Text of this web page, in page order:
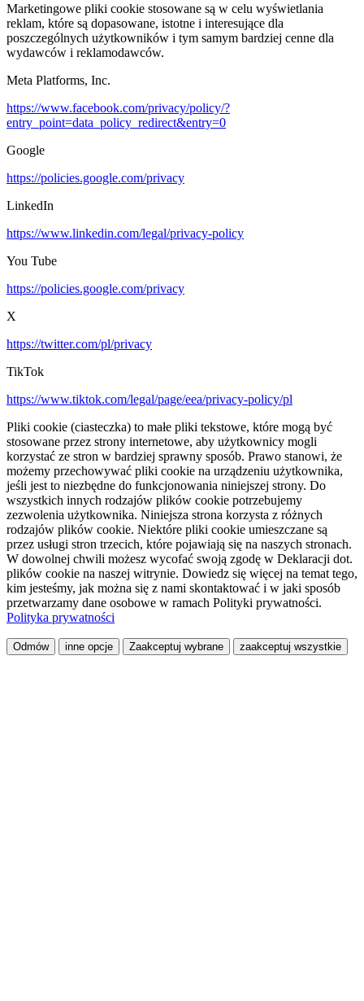
Marketingowe pliki cookie stosowane są w celu wyświetlania
reklam, które są dopasowane, istotne i interesujące dla
poszczególnych użytkowników i tym samym bardziej cenne dla
wydawców i reklamodawców.
Meta Platforms, Inc.
https://www.facebook.com/privacy/policy/?
entry_point=data_policy_redirect&entry=0
Google
https://policies.google.com/privacy
LinkedIn
https://www.linkedin.com/legal/privacy-policy
You Tube
https://policies.google.com/privacy
X
https://twitter.com/pl/privacy
TikTok
https://www.tiktok.com/legal/page/eea/privacy-policy/pl
Pliki cookie (ciasteczka) to małe pliki tekstowe, które mogą być
stosowane przez strony internetowe, aby użytkownicy mogli
korzystać ze stron w bardziej sprawny sposób. Prawo stanowi, że
możemy przechowywać pliki cookie na urządzeniu użytkownika,
jeśli jest to niezbędne do funkcjonowania niniejszej strony. Do
wszystkich innych rodzajów plików cookie potrzebujemy
zezwolenia użytkownika. Niniejsza strona korzysta z różnych
rodzajów plików cookie. Niektóre pliki cookie umieszczane są
przez usługi stron trzecich, które pojawiają się na naszych stronach.
W dowolnej chwili możesz wycofać swoją zgodę w Deklaracji dot.
plików cookie na naszej witrynie. Dowiedz się więcej na temat tego,
kim jesteśmy, jak można się z nami skontaktować i w jaki sposób
przetwarzamy dane osobowe w ramach Polityki prywatności.
Polityka prywatności
Odmów inne opcje Zaakceptuj wybrane zaakceptuj wszystkie